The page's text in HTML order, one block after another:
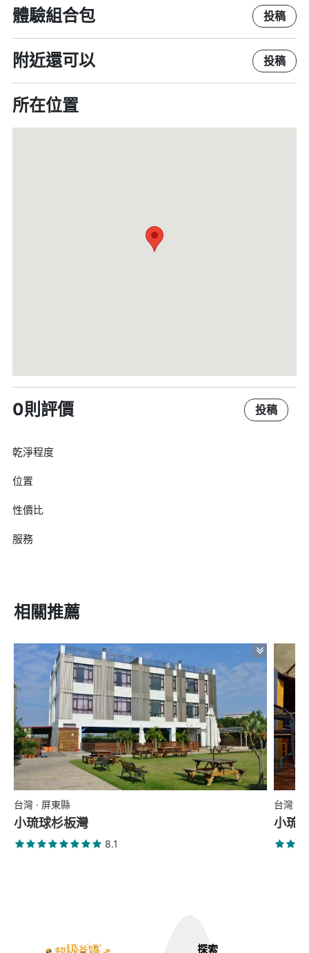
體驗組合包 投稿
附近還可以 投稿
所在位置
0則評價 投稿
乾淨程度
位置
性價比
服務
相關推薦
台灣 · 屏東縣
小琉球杉板灣
8.1
台灣 ·
小琉
探索